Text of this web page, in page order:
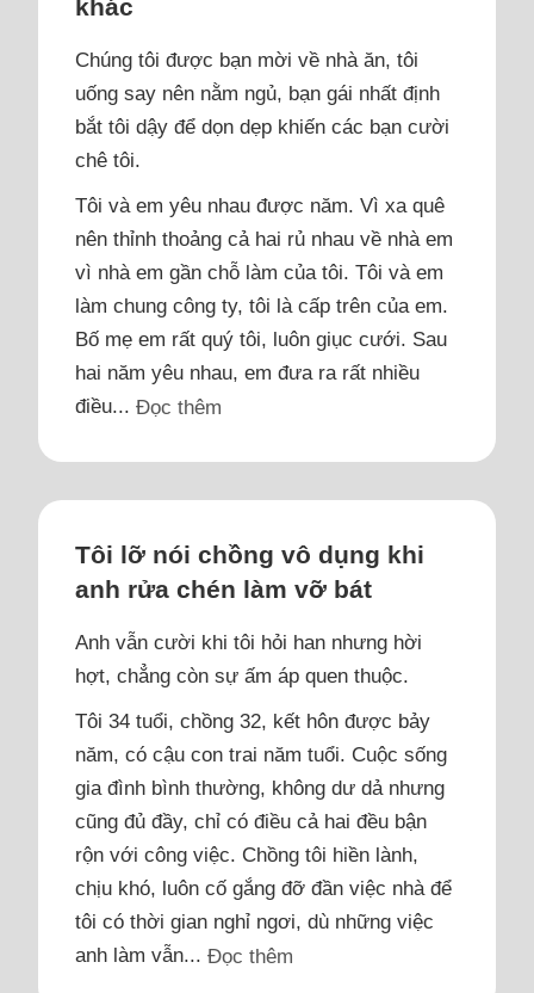
khác
Chúng tôi được bạn mời về nhà ăn, tôi
uống say nên nằm ngủ, bạn gái nhất định
bắt tôi dậy để dọn dẹp khiến các bạn cười
chê tôi.
Tôi và em yêu nhau được năm. Vì xa quê
nên thỉnh thoảng cả hai rủ nhau về nhà em
vì nhà em gần chỗ làm của tôi. Tôi và em
làm chung công ty, tôi là cấp trên của em.
Bố mẹ em rất quý tôi, luôn giục cưới. Sau
hai năm yêu nhau, em đưa ra rất nhiều
điều...Đọc thêm
Tôi lỡ nói chồng vô dụng khi
anh rửa chén làm vỡ bát
Anh vẫn cười khi tôi hỏi han nhưng hời
hợt, chẳng còn sự ấm áp quen thuộc.
Tôi 34 tuổi, chồng 32, kết hôn được bảy
năm, có cậu con trai năm tuổi. Cuộc sống
gia đình bình thường, không dư dả nhưng
cũng đủ đầy, chỉ có điều cả hai đều bận
rộn với công việc. Chồng tôi hiền lành,
chịu khó, luôn cố gắng đỡ đần việc nhà để
tôi có thời gian nghỉ ngơi, dù những việc
anh làm vẫn...Đọc thêm